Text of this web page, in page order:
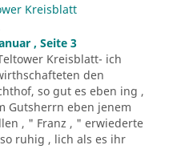
Kreisblatt
, Seite 3
Kreisblatt- ich
den
so gut es eben ing ,
Gutsherrn eben jenem
, " Franz , " erwiederte
ruhig , lich als es ihr